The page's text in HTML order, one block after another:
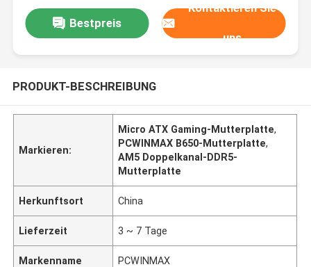
Bestpreis
Kontaktieren Sie
uns
PRODUKT-BESCHREIBUNG
Markieren:
Micro ATX Gaming-Mutterplatte,
PCWINMAX B650-Mutterplatte,
AM5 Doppelkanal-DDR5-
Mutterplatte
Herkunftsort China
Lieferzeit 3 ~ 7 Tage
Markenname PCWINMAX